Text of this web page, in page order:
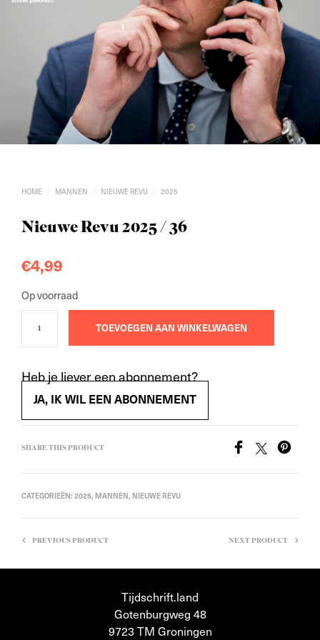
HOME / MANNEN / NIEUWE REVU / 2025
Nieuwe Revu 2025 / 36
€4,99
Op voorraad
TOEVOEGEN AAN WINKELWAGEN
Heb je liever een abonnement?
JA, IK WIL EEN ABONNEMENT
SHARE THIS PRODUCT
CATEGORIEËN: 2025, MANNEN, NIEUWE REVU
PREVIOUS PRODUCT NEXT PRODUCT
Tijdschrift.land
Gotenburgweg 48
9723 TM Groningen